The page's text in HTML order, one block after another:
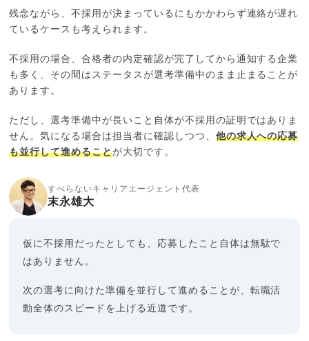
残念ながら、不採用が決まっているにもかかわらず連絡が遅れ
ているケースも考えられます。
不採用の場合、合格者の内定確認が完了してから通知する企業
も多く、その間はステータスが選考準備中のまま止まることが
あります。
ただし、選考準備中が長いこと自体が不採用の証明ではありま
せん。気になる場合は担当者に確認しつつ、 他の求人への応募
も並行して進めることが大切です。
すべらないキャリアエージェント代表
末永雄大
仮に不採用だったとしても、応募したこと自体は無駄で
はありません。
次の選考に向けた準備を並行して進めることが、転職活
動全体のスピードを上げる近道です。